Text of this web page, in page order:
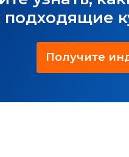
подходящие
Получите